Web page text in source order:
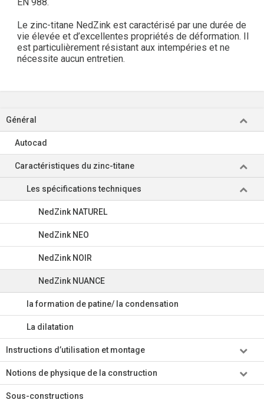
Le zinc-titane NedZink est caractérisé par une durée de
vie élevée et d’excellentes propriétés de déformation. Il
est particulièrement résistant aux intempéries et ne
nécessite aucun entretien.
Général
Autocad
Caractéristiques du zinc-titane
Les spécifications techniques
NedZink NATUREL
NedZink NEO
NedZink NOIR
NedZink NUANCE
la formation de patine/ la condensation
La dilatation
Instructions d’utilisation et montage
Notions de physique de la construction
Sous-constructions